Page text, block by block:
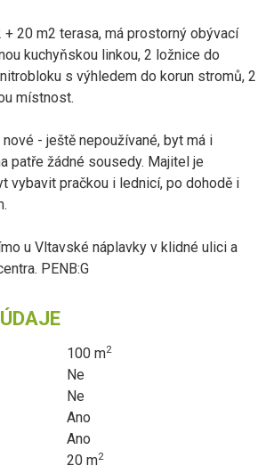
20 m2 terasa, má prostorný obývací
kuchyňskou linkou, 2 ložnice do
s výhledem do korun stromů, 2
místnost.
- ještě nepoužívané, byt má i
patře žádné sousedy. Majitel je
vybavit pračkou i lednicí, po dohodě i
u Vltavské náplavky v klidné ulici a
PENB:G
100 m2
Ne
Ne
Ano
Ano
20 m2